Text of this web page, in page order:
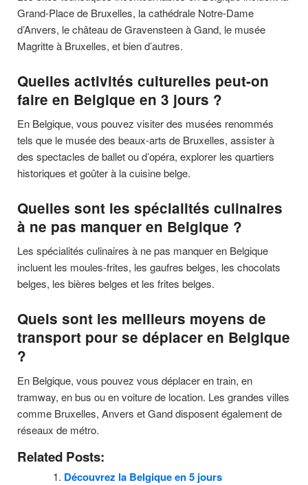
Grand-Place de Bruxelles, la cathédrale Notre-Dame
d’Anvers, le château de Gravensteen à Gand, le musée
Magritte à Bruxelles, et bien d’autres.
Quelles activités culturelles peut-on
faire en Belgique en 3 jours ?
En Belgique, vous pouvez visiter des musées renommés
tels que le musée des beaux-arts de Bruxelles, assister à
des spectacles de ballet ou d’opéra, explorer les quartiers
historiques et goûter à la cuisine belge.
Quelles sont les spécialités culinaires
à ne pas manquer en Belgique ?
Les spécialités culinaires à ne pas manquer en Belgique
incluent les moules-frites, les gaufres belges, les chocolats
belges, les bières belges et les frites belges.
Quels sont les meilleurs moyens de
transport pour se déplacer en Belgique
?
En Belgique, vous pouvez vous déplacer en train, en
tramway, en bus ou en voiture de location. Les grandes villes
comme Bruxelles, Anvers et Gand disposent également de
réseaux de métro.
Related Posts:
Découvrez la Belgique en 5 jours